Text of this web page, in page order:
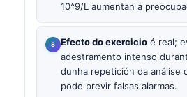
10^9/L aumentan a
Efecto do exercicio é real;
adestramento intenso
dunha repetición da análise
pode previr falsas alarmas.